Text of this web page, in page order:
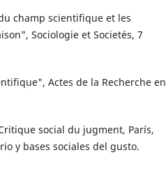
champ scientifique et les
Sociologie et Societés, 7
Actes de la Recherche en
social du jugment, París,
y bases sociales del gusto.